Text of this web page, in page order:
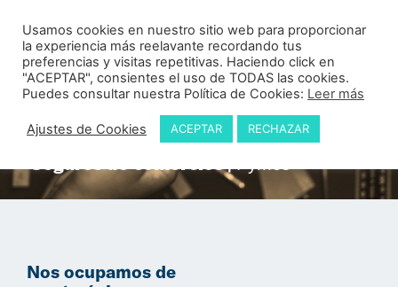
Nos ocupamos de
Usamos cookies en nuestro sitio web para proporcionar
la experiencia más reelavante recordando tus
preferencias y visitas repetitivas. Haciendo click en
"ACEPTAR", consientes el uso de TODAS las cookies.
Puedes consultar nuestra Política de Cookies: Leer más
Ajustes de Cookies ACEPTAR RECHAZAR